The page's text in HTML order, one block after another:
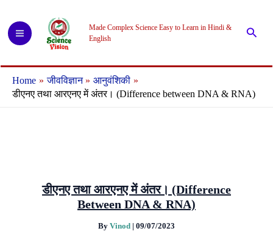
content
Made Complex Science Easy to Learn in Hindi &
English
Home जीवविज्ञान
आनुवंशिकी
डीएनए तथा आरएनए में अंतर। (Difference between DNA & RNA)
डीएनए तथा आरएनए में अंतर। (Difference
Between DNA & RNA)
By Vinod | 09/07/2023